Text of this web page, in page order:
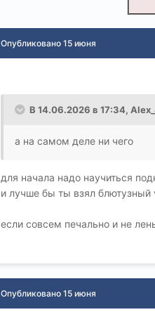
Опубликовано 15 июня
В 14.06.2026 в 17:34,
а на самом деле ни чего
для начала надо научиться
и лучше бы ты взял блютузный
если совсем печально и не
Опубликовано 15 июня